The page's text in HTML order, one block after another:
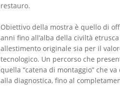
restauro.
Obiettivo della mostra è quello di
anni fino all’alba della civiltà
allestimento originale sia per il
tecnologico. Un percorso che
quella “catena di montaggio” che
alla diagnostica, fino al